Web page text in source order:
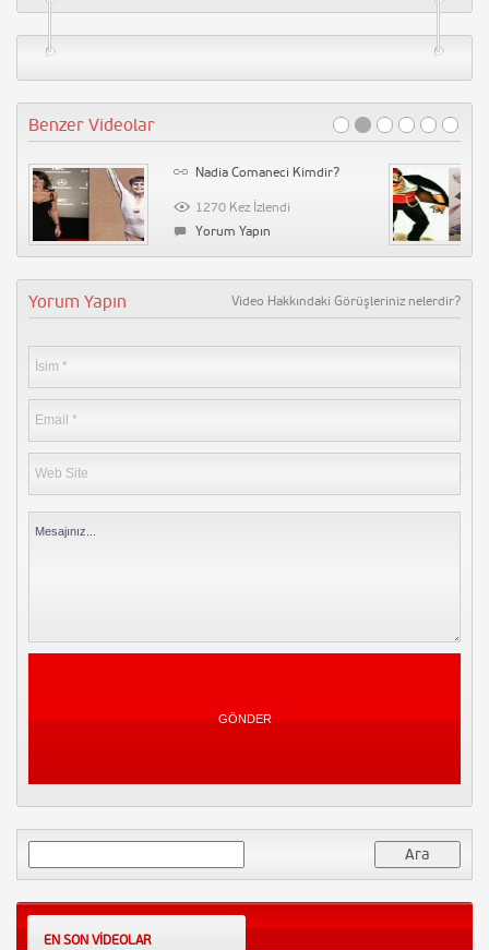
Benzer Videolar
Nadia Comaneci Kimdir?
1270 Kez İzlendi
Yorum Yapın
Yorum Yapın Video Hakkındaki Görüşleriniz nelerdir?
EN SON VIDEOLAR
Yorum Yapın
3969 Kez İzlendi
Samsung Note 3 Tanıtım
1 Yorum
İşler Güçler 41. Bölüm Full Tek
3787 Kez İzlendi
Yorum Yapın